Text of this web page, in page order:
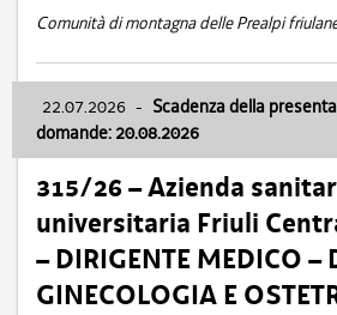
Comunità di montagna delle Prealpi
22.07.2026 - Scadenza della
domande: 20.08.2026
315/26 – Azienda
universitaria Friuli
– DIRIGENTE MEDICO
GINECOLOGIA E